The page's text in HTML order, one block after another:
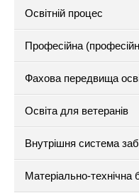
Освітній процес
Професійна
Фахова передвища
Освіта для ветеранів
Внутрішня система
Матеріально-технічна